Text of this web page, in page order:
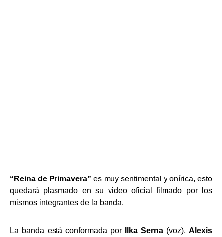
“Reina de Primavera” es muy sentimental y onírica, esto
quedará plasmado en su video oficial filmado por los
mismos integrantes de la banda.
La banda está conformada por Ilka Serna (voz), Alexis